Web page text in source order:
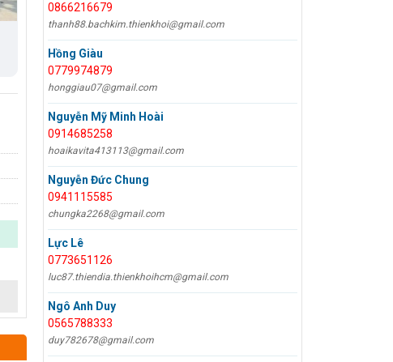
0866216679
thanh88.bachkim.thienkhoi@gmail.com
Hồng Giàu
0779974879
honggiau07@gmail.com
Nguyễn Mỹ Minh Hoài
0914685258
hoaikavita413113@gmail.com
Nguyễn Đức Chung
0941115585
chungka2268@gmail.com
Lực Lê
0773651126
luc87.thiendia.thienkhoihcm@gmail.com
Ngô Anh Duy
0565788333
duy782678@gmail.com